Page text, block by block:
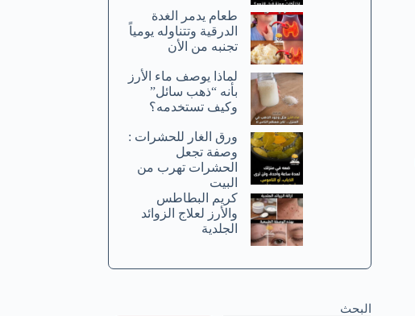
طعام يدمر الغدة
الدرقية وتتناوله يومياً
تجنبه من الأن
لماذا يوصف ماء الأرز
بأنه “ذهب سائل”
وكيف تستخدمه؟
ورق الغار للحشرات :
وصفة تجعل
الحشرات تهرب من
البيت
كريم البطاطس
والأرز لعلاج الزوائد
الجلدية
البحث